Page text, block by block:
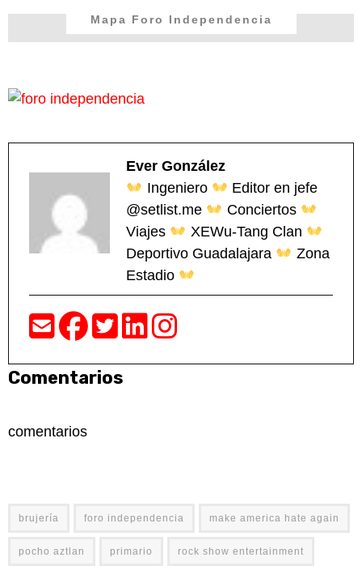
Mapa Foro Independencia
Ever González
Ingeniero
Editor en jefe
@setlist.me
Conciertos
Viajes
XEWu-Tang Clan
Deportivo Guadalajara
Zona
Estadio
Comentarios
comentarios
brujería foro independencia make america hate again
pocho aztlan primario rock show entertainment